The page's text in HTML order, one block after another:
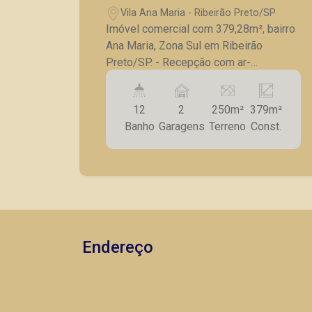
Vila Ana Maria - Ribeirão Preto/SP
Imóvel comercial com 379,28m², bairro
Ana Maria, Zona Sul em Ribeirão
Preto/SP. - Recepção com ar-
condicionado; - 12 salas; - Copa; -
Lavanderia; - Quintal; - Esquina; - 2
vagas de garagem. A Piramid tem como
objetivo atender seus clientes com
agilidade e segurança, em locação,
mesmo nos principais lançamentos da
12
Banho
2
Garagens
250m²
Terreno
379m²
Const.
Endereço